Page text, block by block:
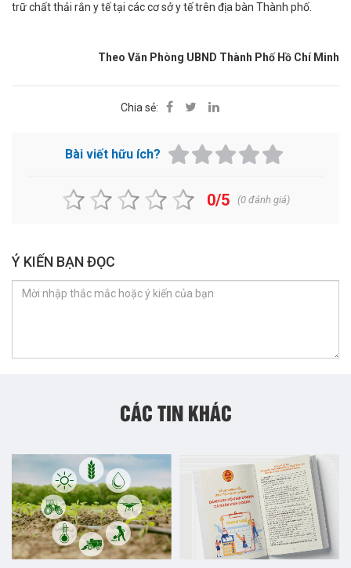
trữ chất thải rắn y tế tại các cơ sở y tế trên địa bàn Thành phố.
Theo Văn Phòng UBND Thành Phố Hồ Chí Minh
Chia sẻ:
Bài viết hữu ích?
0/5 (0đánh giá)
Ý KIẾN BẠN ĐỌC
CÁC TIN KHÁC